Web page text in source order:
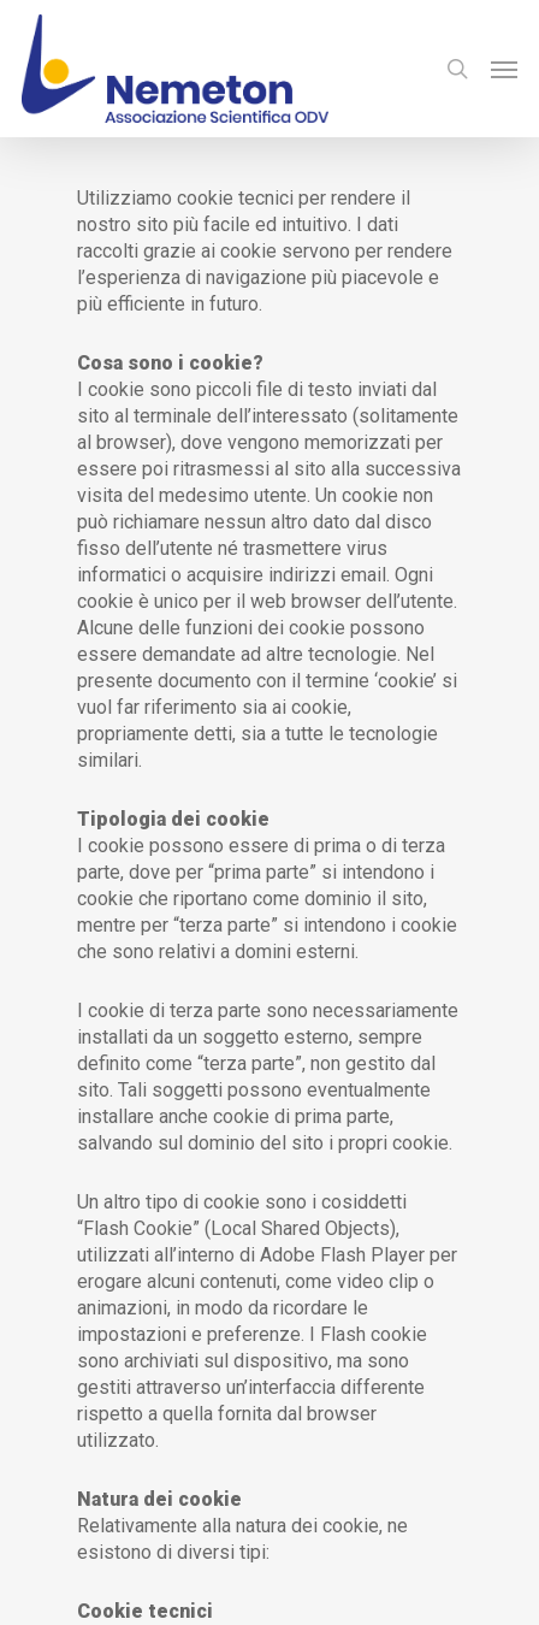
Utilizziamo cookie tecnici per rendere il
nostro sito più facile ed intuitivo. I dati
raccolti grazie ai cookie servono per rendere
l’esperienza di navigazione più piacevole e
più efficiente in futuro.
Cosa sono i cookie?
I cookie sono piccoli file di testo inviati dal
sito al terminale dell’interessato (solitamente
al browser), dove vengono memorizzati per
essere poi ritrasmessi al sito alla successiva
visita del medesimo utente. Un cookie non
può richiamare nessun altro dato dal disco
fisso dell’utente né trasmettere virus
informatici o acquisire indirizzi email. Ogni
cookie è unico per il web browser dell’utente.
Alcune delle funzioni dei cookie possono
essere demandate ad altre tecnologie. Nel
presente documento con il termine ‘cookie’ si
vuol far riferimento sia ai cookie,
propriamente detti, sia a tutte le tecnologie
similari.
Tipologia dei cookie
I cookie possono essere di prima o di terza
parte, dove per “prima parte” si intendono i
cookie che riportano come dominio il sito,
mentre per “terza parte” si intendono i cookie
che sono relativi a domini esterni.
I cookie di terza parte sono necessariamente
installati da un soggetto esterno, sempre
definito come “terza parte”, non gestito dal
sito. Tali soggetti possono eventualmente
installare anche cookie di prima parte,
salvando sul dominio del sito i propri cookie.
Un altro tipo di cookie sono i cosiddetti
“Flash Cookie” (Local Shared Objects),
utilizzati all’interno di Adobe Flash Player per
erogare alcuni contenuti, come video clip o
animazioni, in modo da ricordare le
impostazioni e preferenze. I Flash cookie
sono archiviati sul dispositivo, ma sono
gestiti attraverso un’interfaccia differente
rispetto a quella fornita dal browser
utilizzato.
Natura dei cookie
Relativamente alla natura dei cookie, ne
esistono di diversi tipi:
Cookie tecnici